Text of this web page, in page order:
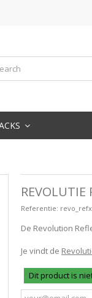
REVOLUTIE
Referentie:
De Revolution
Je vindt de
Dit product is